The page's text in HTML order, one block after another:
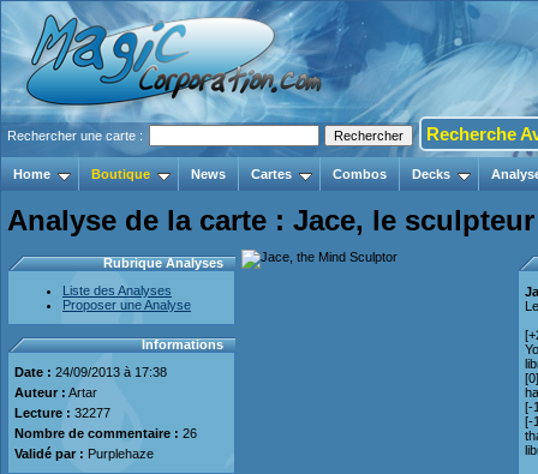
Rechercher une carte : Recherche
Home Boutique News Cartes Combos Decks
Analyse de la carte : Jace, le
Rubrique Analyses
Liste des Analyses
Proposer une Analyse
Informations
Date : 24/09/2013 à 17:38
Auteur : Artar
Lecture : 32277
Nombre de commentaire : 26
Validé par : Purplehaze
[-
[-